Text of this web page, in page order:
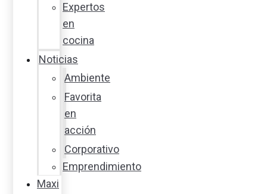
Expertos
en
cocina
Noticias
Ambiente
Favorita
en
acción
Corporativo
Emprendimiento
Maxi